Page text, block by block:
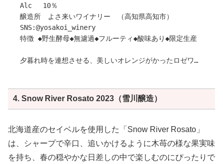
Alc 10％
醸造所 よさ来いワイナリー （高知県高知市）
SNS:@yosakoi_winery
特徴 ◆野生酵母◆無濾過◆フルーティ◆酸味あり◆限定生産
夕暮れ時を連想させる、美しいオレンジがかったロゼワイ
和し、心地よいバランスが楽しめる一杯です。
温度が変わるごとにこっくりと味わいの表情が移り変わる
作り手さんから
「手軽で上質なワイン」というコンセプトで作られたワイ
ンシリーズ”Lux-Rela”ラグリラのロゼワイン。
4. Snow River Rosato 2023（雪川醸造）
北海道産のセイベルを使用した「Snow River Rosato」
は、シャープで辛口、追いかけるように木苺の様な果実味
を持ち、春の穏やかな日差しの中で楽しむのにぴったりで